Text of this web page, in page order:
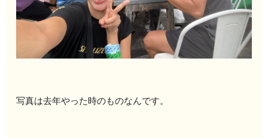
写真は去年やった時のものなんです。